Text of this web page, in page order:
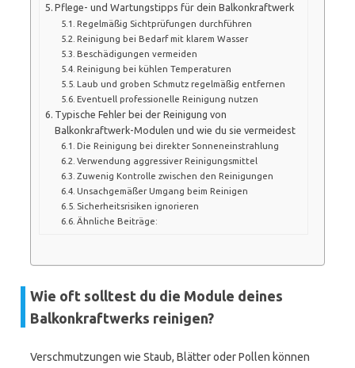
Pflege- und Wartungstipps für dein Balkonkraftwerk
Regelmäßig Sichtprüfungen durchführen
Reinigung bei Bedarf mit klarem Wasser
Beschädigungen vermeiden
Reinigung bei kühlen Temperaturen
Laub und groben Schmutz regelmäßig entfernen
Eventuell professionelle Reinigung nutzen
Typische Fehler bei der Reinigung von
Balkonkraftwerk-Modulen und wie du sie vermeidest
Die Reinigung bei direkter Sonneneinstrahlung
Verwendung aggressiver Reinigungsmittel
Zuwenig Kontrolle zwischen den Reinigungen
Unsachgemäßer Umgang beim Reinigen
Sicherheitsrisiken ignorieren
Ähnliche Beiträge:
Wie oft solltest du die Module deines
Balkonkraftwerks reinigen?
Verschmutzungen wie Staub, Blätter oder Pollen können